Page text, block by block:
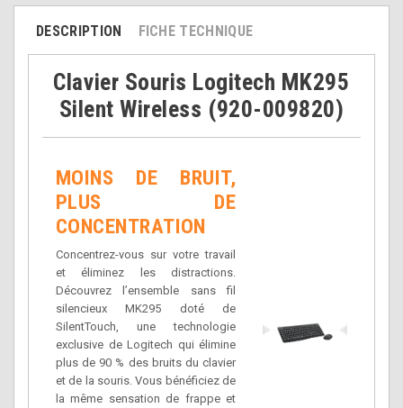
DESCRIPTION FICHE TECHNIQUE
Clavier Souris Logitech MK295
Silent Wireless (920-009820)
MOINS DE BRUIT,
PLUS DE
CONCENTRATION
Concentrez-vous sur votre travail
et éliminez les distractions.
Découvrez l’ensemble sans fil
silencieux MK295 doté de
SilentTouch, une technologie
exclusive de Logitech qui élimine
plus de 90 % des bruits du clavier
et de la souris. Vous bénéficiez de
la même sensation de frappe et